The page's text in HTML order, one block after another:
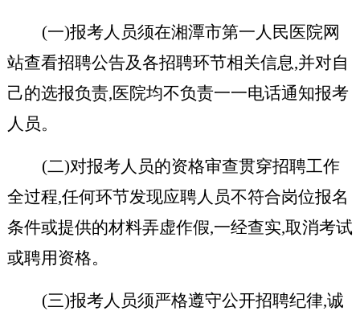
(一)报考人员须在湘潭市第一人民医院网
站查看招聘公告及各招聘环节相关信息,并对自
己的选报负责,医院均不负责一一电话通知报考
人员。
(二)对报考人员的资格审查贯穿招聘工作
全过程,任何环节发现应聘人员不符合岗位报名
条件或提供的材料弄虚作假,一经查实,取消考试
或聘用资格。
(三)报考人员须严格遵守公开招聘纪律,诚